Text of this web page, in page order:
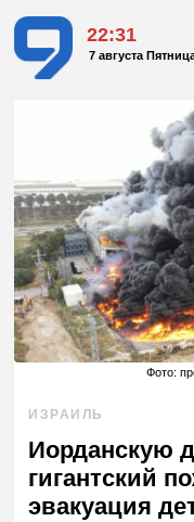
22:31
7 августа
Фото:
ИЗРАИЛЬ
Иорданскую
гигантский
эвакуация